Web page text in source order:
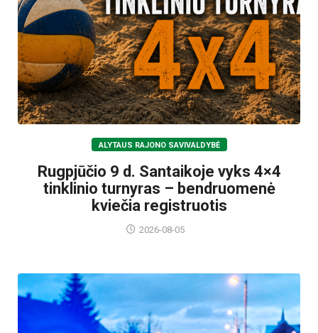
ALYTAUS RAJONO SAVIVALDYBĖ
Rugpjūčio 9 d. Santaikoje vyks 4×4
tinklinio turnyras – bendruomenė
kviečia registruotis
2026-08-05